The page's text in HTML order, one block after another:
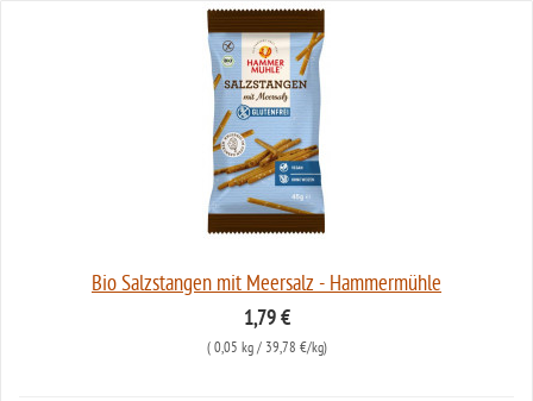
Bio Salzstangen mit Meersalz - Hammermühle
1,79 €
( 0,05 kg/ 39,78 €/kg)